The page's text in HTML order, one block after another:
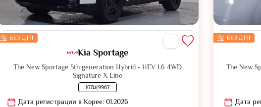
БЕЗ ДТП
Kia Sportage
The New Sportage 5th generation Hybrid - HEV 1.6 4WD
Signature X Line
107버9967
Дата регистрации в Корее: 01.2026
БЕЗ ДТП
The New
Дата